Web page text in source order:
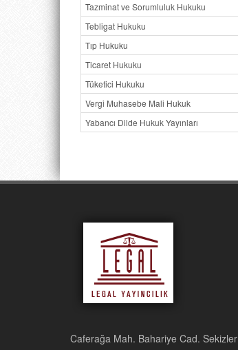
Tazminat ve Sorumluluk Hukuku
Tebligat Hukuku
Tıp Hukuku
Ticaret Hukuku
Tüketici Hukuku
Vergi Muhasebe Mali Hukuk
Yabancı Dilde Hukuk Yayınları
Caferağa Mah. Bahariye Cad. Sekizler